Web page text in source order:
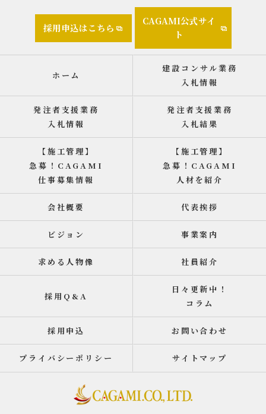
採用申込はこちら
CAGAMI公式サイ
ト
ホーム
建設コンサル業務
入札情報
発注者支援業務
入札情報
発注者支援業務
入札結果
【施工管理】
急募！CAGAMI
仕事募集情報
【施工管理】
急募！CAGAMI
人材を紹介
会社概要 代表挨拶
ビジョン 事業案内
求める人物像 社員紹介
採用Q&A
日々更新中！
コラム
採用申込 お問い合わせ
プライバシーポリシー サイトマップ